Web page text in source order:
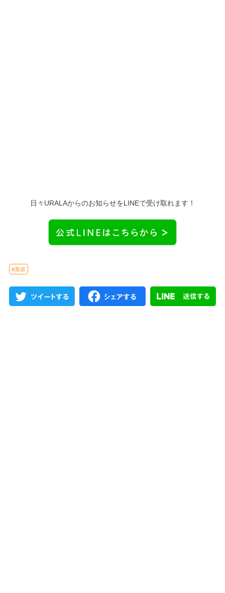
日々URALAからのお知らせをLINEで受け取れます！
#美容